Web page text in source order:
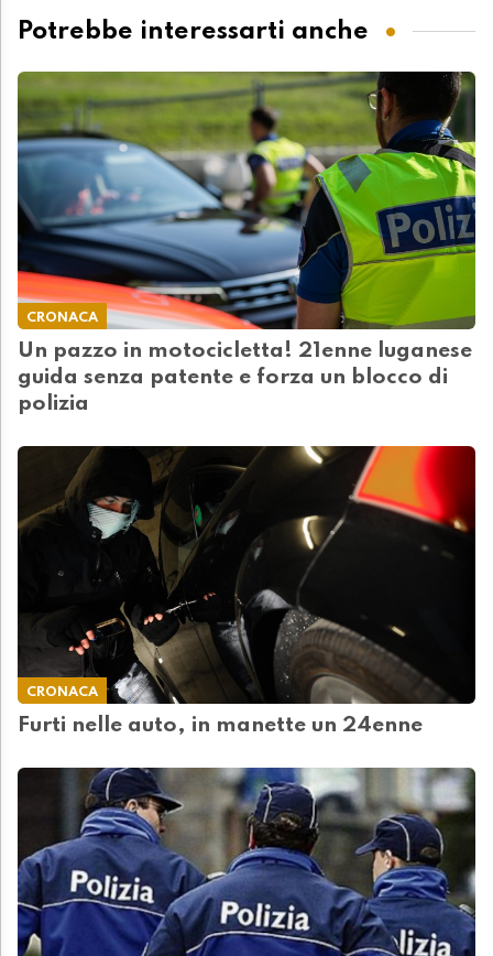
Potrebbe interessarti anche
CRONACA
Un pazzo in motocicletta! 21enne luganese
guida senza patente e forza un blocco di
polizia
CRONACA
Furti nelle auto, in manette un 24enne